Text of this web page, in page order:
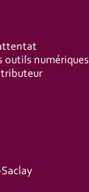
outils numériques